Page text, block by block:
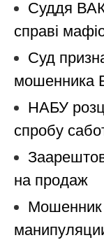
Суддя
справі
Суд
мошенника
НАБУ
спробу
на продаж
Мошенник